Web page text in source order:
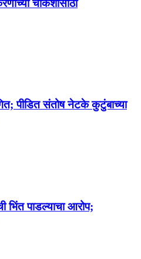
चौकशीसाठी
पीडित संतोष नेटके कुटुंबाच्या
भिंत पाडल्याचा आरोप;